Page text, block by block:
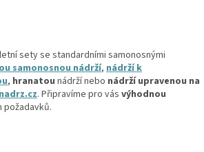
sety se standardními samonosnými
samonosnou nádrží, nádrží k
, hranatou nádrží nebo nádrží upravenou na
. Připravíme pro vás výhodnou
požadavků.